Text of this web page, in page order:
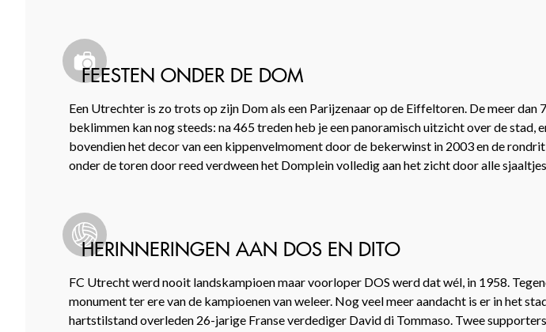
FEESTEN ONDER DE DOM
Een Utrechter is zo trots op zijn Dom als een Parijzenaar op de Eiffeltoren. De meer dan
beklimmen kan nog steeds: na 465 treden heb je een panoramisch uitzicht over de stad,
bovendien het decor van een kippenvelmoment door de bekerwinst in 2003 en de rondrit
onder de toren door reed verdween het Domplein volledig aan het zicht door alle
HERINNERINGEN AAN DOS EN DITO
FC Utrecht werd nooit landskampioen maar voorloper DOS werd dat wél, in 1958.
monument ter ere van de kampioenen van weleer. Nog veel meer aandacht is er in het
hartstilstand overleden 26-jarige Franse verdediger David di Tommaso. Twee